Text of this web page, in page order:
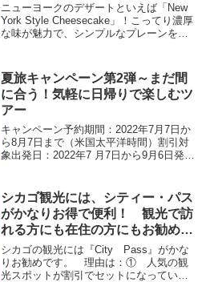
ニューヨークのデザートといえば「New
York Style Cheesecake」！こってり濃厚
な味が魅力で、シンプルなプレーンをは
ート風味のものなどなど、そのお店の...
夏旅キャンペーン第2弾～まだ間
に合う！気軽に日帰りで楽しむツ
アー
キャンペーン予約期間：2022年7月7日か
ら8月7日まで（米国太平洋時間）割引対
象出発日：2022年7 月7日から9月6日発の
アー以上！こちらからご覧ください。
今...
シカゴ観光には、シティー・パス
がかなりお得で便利！ 観光で訪
れる方にも在住の方にもお勧めし
ます。 City Pass
シカゴの観光には『City Pass』がかな
りお勧めです。 理由は：① 人気の観
光スポットが割引でセットになっている